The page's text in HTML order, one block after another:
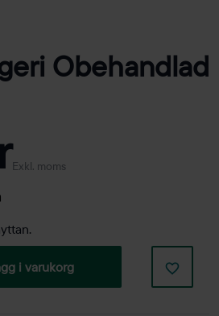
Obehandlad
Exkl. moms
i varukorg